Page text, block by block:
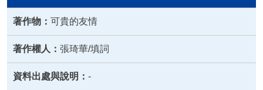
可貴的友情
張琦華/填詞
-